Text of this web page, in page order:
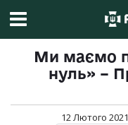
Ми маємо
нуль» –
12 Лютого